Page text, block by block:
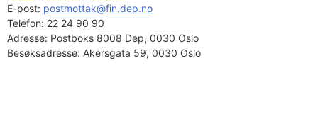
E-post: postmottak@fin.dep.no
Telefon: 22 24 90 90
Adresse: Postboks 8008 Dep, 0030 Oslo
Besøksadresse: Akersgata 59, 0030 Oslo